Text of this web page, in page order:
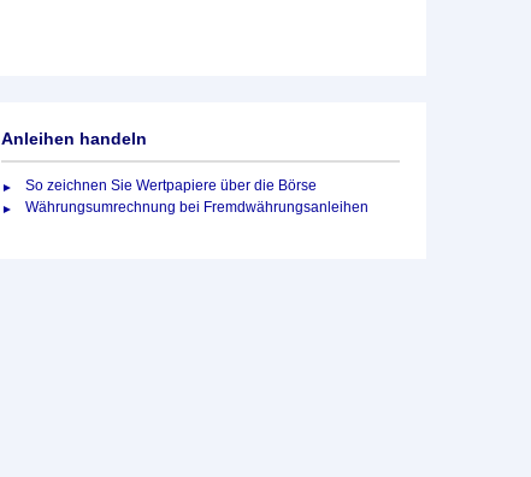
Anleihen handeln
So zeichnen Sie Wertpapiere über die Börse
Währungsumrechnung bei Fremdwährungsanleihen